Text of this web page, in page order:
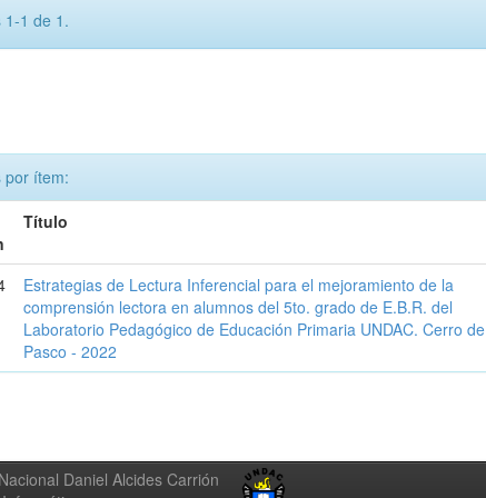
1-1 de 1.
por ítem:
Título
Estrategias de Lectura Inferencial para el mejoramiento de la
comprensión lectora en alumnos del 5to. grado de E.B.R. del
Laboratorio Pedagógico de Educación Primaria UNDAC. Cerro de
Pasco - 2022
Daniel Alcides Carrión